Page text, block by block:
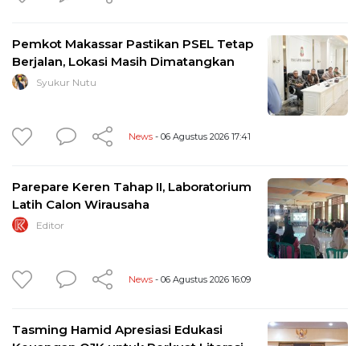
Pemkot Makassar Pastikan PSEL Tetap
Berjalan, Lokasi Masih Dimatangkan
Syukur Nutu
News - 06 Agustus 2026 17:41
Parepare Keren Tahap II, Laboratorium
Latih Calon Wirausaha
Editor
News - 06 Agustus 2026 16:09
Tasming Hamid Apresiasi Edukasi